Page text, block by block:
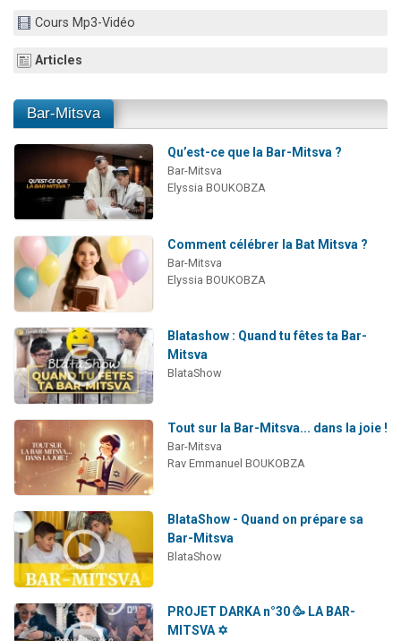
Cours Mp3-Vidéo
Articles
Bar-Mitsva
Qu’est-ce que la Bar-Mitsva ?
Bar-Mitsva
Elyssia BOUKOBZA
Comment célébrer la Bat Mitsva ?
Bar-Mitsva
Elyssia BOUKOBZA
Blatashow : Quand tu fêtes ta Bar-
Mitsva
BlataShow
Tout sur la Bar-Mitsva... dans la joie !
Bar-Mitsva
Rav Emmanuel BOUKOBZA
BlataShow - Quand on prépare sa
Bar-Mitsva
BlataShow
PROJET DARKA n°30 🥳 LA BAR-
MITSVA ✡️